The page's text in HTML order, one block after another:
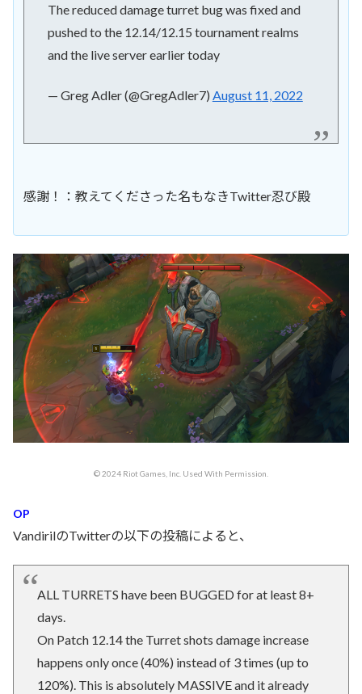
The reduced damage turret bug was fixed and
pushed to the 12.14/12.15 tournament realms
and the live server earlier today
— Greg Adler (@GregAdler7) August 11, 2022
感謝！：教えてくださった名もなきTwitter忍び殿
© 2024 Riot Games, Inc. Used With Permission.
OP
VandirilのTwitterの以下の投稿によると、
ALL TURRETS have been BUGGED for at least 8+
days.
On Patch 12.14 the Turret shots damage increase
happens only once (40%) instead of 3 times (up to
120%). This is absolutely MASSIVE and it already